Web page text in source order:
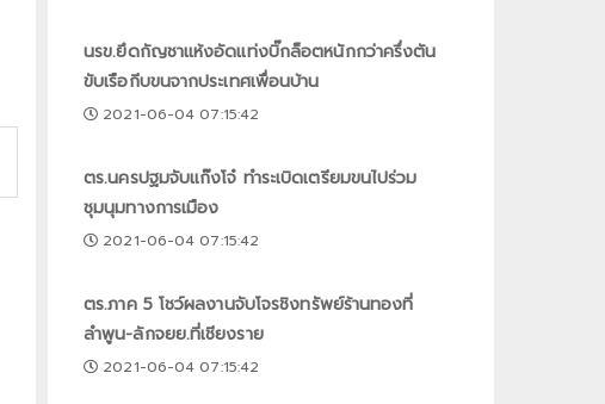
นรข.ยึดกัญชาแห้งอัดแท่งบิ๊กล็อตหนักกว่าครึ่งตัน
ขับเรือกีบขนจากประเทศเพื่อนบ้าน
2021-06-04 07:15:42
ตร.นครปฐมจับแก๊งโจ๋ ทำระเบิดเตรียมขนไปร่วม
ชุมนุมทางการเมือง
2021-06-04 07:15:42
ตร.ภาค 5 โชว์ผลงานจับโจรชิงทรัพย์ร้านทองที่
ลำพูน-ลักจยย.ที่เชียงราย
2021-06-04 07:15:42